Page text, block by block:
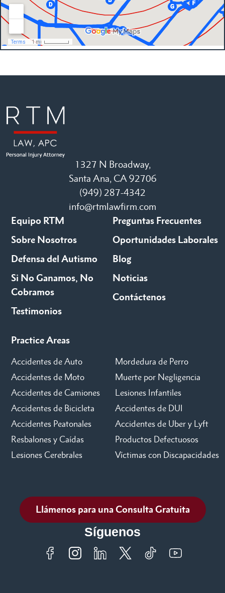
1327 N Broadway,
Santa Ana, CA 92706
(949) 287-4342
info@rtmlawfirm.com
Equipo RTM
Sobre Nosotros
Defensa del Autismo
Si No Ganamos, No
Cobramos
Testimonios
Preguntas Frecuentes
Oportunidades Laborales
Blog
Noticias
Contáctenos
Practice Areas
Accidentes de Auto
Accidentes de Moto
Accidentes de Camiones
Accidentes de Bicicleta
Accidentes Peatonales
Resbalones y Caídas
Lesiones Cerebrales
Mordedura de Perro
Muerte por Negligencia
Lesiones Infantiles
Accidentes de DUI
Accidentes de Uber y Lyft
Productos Defectuosos
Víctimas con Discapacidades
Llámenos para una Consulta Gratuita
Síguenos